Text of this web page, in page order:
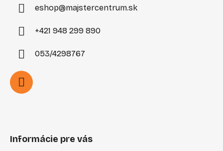
eshop@majstercentrum.sk
+421 948 299 890
053/4298767
Informácie pre vás